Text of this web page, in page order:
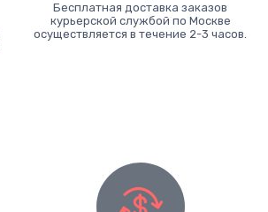
Бесплатная доставка заказов
курьерской службой по Москве
осуществляется в течение 2-3 часов.